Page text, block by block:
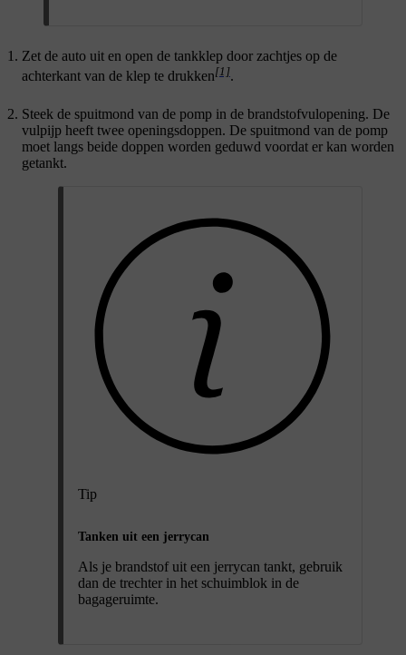
Zet de auto uit en open de tankklep door zachtjes op de
achterkant van de klep te drukken[1].
Steek de spuitmond van de pomp in de brandstofvulopening. De
vulpijp heeft twee openingsdoppen. De spuitmond van de pomp
moet langs beide doppen worden geduwd voordat er kan worden
getankt.
Tip
Tanken uit een jerrycan
Als je brandstof uit een jerrycan tankt, gebruik
dan de trechter in het schuimblok in de
bagageruimte.